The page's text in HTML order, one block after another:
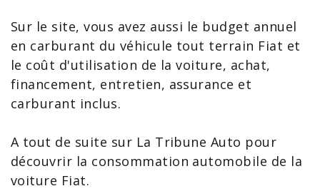
Sur le site, vous avez aussi le budget annuel
en carburant du véhicule tout terrain Fiat et
le coût d'utilisation de la voiture, achat,
financement, entretien, assurance et
carburant inclus.
A tout de suite sur La Tribune Auto pour
découvrir la consommation automobile de la
voiture Fiat.